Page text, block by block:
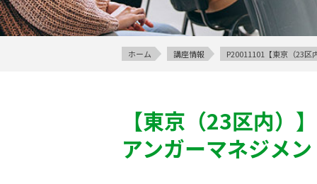
ホーム 講座情報 P20011101【東京（23
【東京（23区内）】
アンガーマネジメ